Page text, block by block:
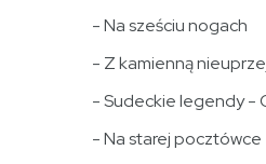
- Na sześciu nogach
- Z kamienną
- Sudeckie legendy -
- Na starej pocztówce